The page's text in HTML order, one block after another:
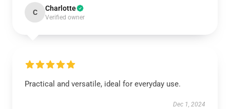
C Charlotte
Verified owner
Practical and versatile, ideal for everyday use.
Dec 1, 2024